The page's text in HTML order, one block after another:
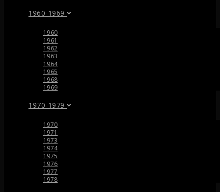
1960-1969
1960
1961
1962
1963
1964
1965
1968
1969
1970-1979
1970
1971
1973
1974
1975
1976
1977
1978